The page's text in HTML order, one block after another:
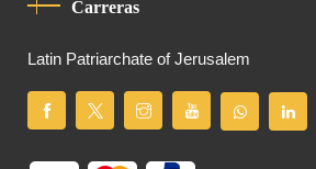
Carreras
Latin Patriarchate of Jerusalem